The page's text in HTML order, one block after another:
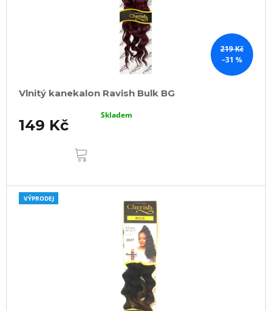
219 Kč
–31 %
Vlnitý kanekalon Ravish Bulk BG
149 Kč
Skladem
VÝPRODEJ